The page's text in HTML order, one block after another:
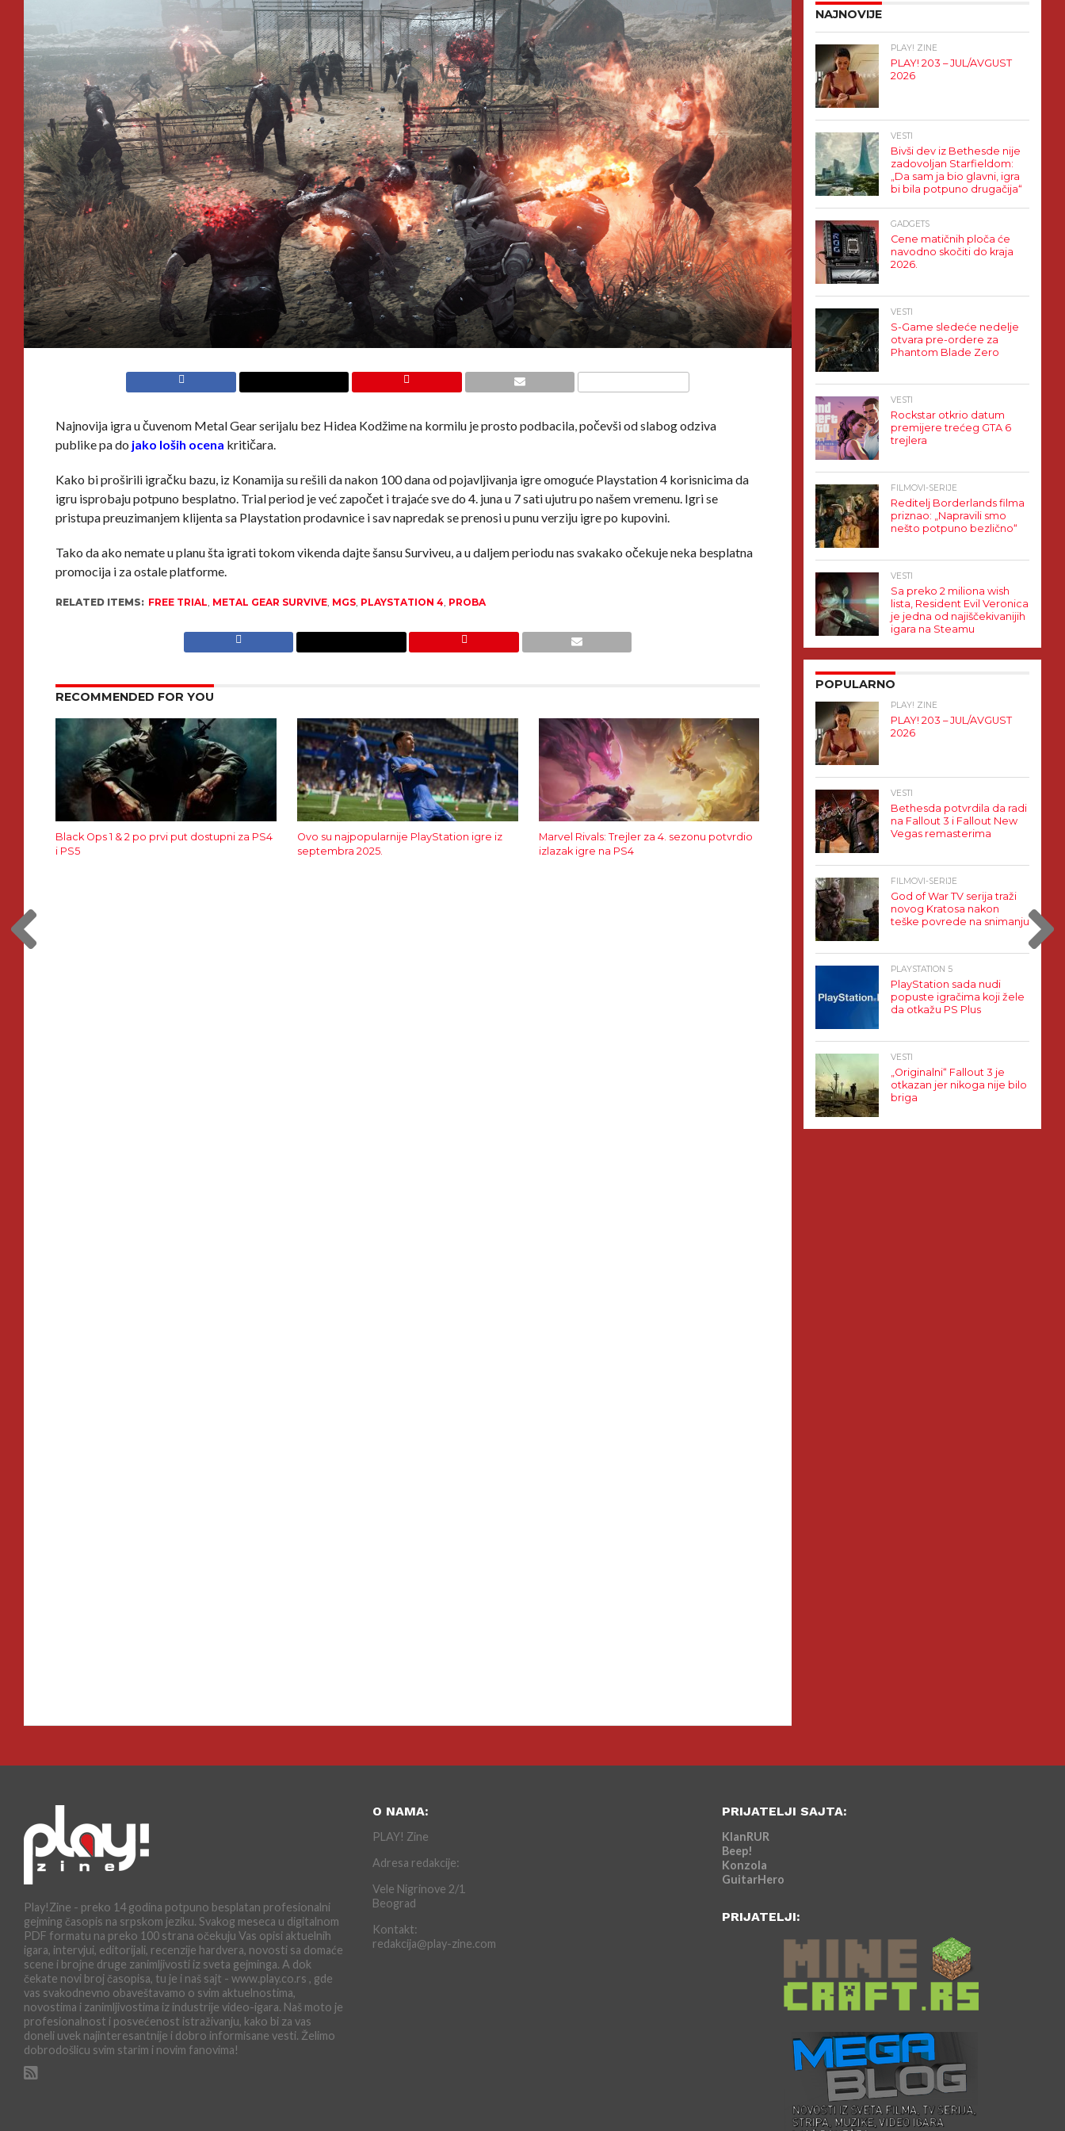
Najnovija igra u čuvenom Metal Gear serijalu bez Hidea Kodžime na kormilu je prosto podbacila, počevši od slabog odziva
publike pa do jako loših ocena kritičara.
Kako bi proširili igračku bazu, iz Konamija su rešili da nakon 100 dana od pojavljivanja igre omoguće Playstation 4 korisnicima da
igru isprobaju potpuno besplatno. Trial period je već započet i trajaće sve do 4. juna u 7 sati ujutru po našem vremenu. Igri se
pristupa preuzimanjem klijenta sa Playstation prodavnice i sav napredak se prenosi u punu verziju igre po kupovini.
Tako da ako nemate u planu šta igrati tokom vikenda dajte šansu Surviveu, a u daljem periodu nas svakako očekuje neka besplatna
promocija i za ostale platforme.
RELATED ITEMS: FREE TRIAL, METAL GEAR SURVIVE, MGS, PLAYSTATION 4, PROBA
RECOMMENDED FOR YOU
Black Ops 1 & 2 po prvi put dostupni za PS4
i PS5
Ovo su najpopularnije PlayStation igre iz
septembra 2025.
Marvel Rivals: Trejler za 4. sezonu potvrdio
izlazak igre na PS4
NAJNOVIJE
PLAY! ZINE
PLAY! 203 – JUL/AVGUST
2026
VESTI
Bivši dev iz Bethesde nije
zadovoljan Starfieldom:
„Da sam ja bio glavni, igra
bi bila potpuno drugačija“
GADGETS
Cene matičnih ploča će
navodno skočiti do kraja
2026.
VESTI
S-Game sledeće nedelje
otvara pre-ordere za
Phantom Blade Zero
VESTI
Rockstar otkrio datum
premijere trećeg GTA 6
trejlera
FILMOVI-SERIJE
Reditelj Borderlands filma
priznao: „Napravili smo
nešto potpuno bezlično“
VESTI
Sa preko 2 miliona wish
lista, Resident Evil Veronica
je jedna od najiščekivanijih
igara na Steamu
POPULARNO
PLAY! ZINE
PLAY! 203 – JUL/AVGUST
2026
VESTI
Bethesda potvrdila da radi
na Fallout 3 i Fallout New
Vegas remasterima
FILMOVI-SERIJE
God of War TV serija traži
novog Kratosa nakon
teške povrede na snimanju
PLAYSTATION 5
PlayStation sada nudi
popuste igračima koji žele
da otkažu PS Plus
VESTI
„Originalni“ Fallout 3 je
otkazan jer nikoga nije bilo
briga
Play!Zine - preko 14 godina potpuno besplatan profesionalni
gejming časopis na srpskom jeziku. Svakog meseca u digitalnom
PDF formatu na preko 100 strana očekuju Vas opisi aktuelnih
igara, intervjui, editorijali, recenzije hardvera, novosti sa domaće
scene i brojne druge zanimljivosti iz sveta gejminga. A dok
čekate novi broj časopisa, tu je i naš sajt - www.play.co.rs , gde
vas svakodnevno obaveštavamo o svim aktuelnostima,
novostima i zanimljivostima iz industrije video-igara. Naš moto je
profesionalnost i posvećenost istraživanju, kako bi za vas
doneli uvek najinteresantnije i dobro informisane vesti. Želimo
dobrodošlicu svim starim i novim fanovima!
O NAMA:
PLAY! Zine
Adresa redakcije:
Vele Nigrinove 2/1
Beograd
Kontakt:
redakcija@play-zine.com
PRIJATELJI SAJTA:
KlanRUR
Beep!
Konzola
GuitarHero
PRIJATELJI: